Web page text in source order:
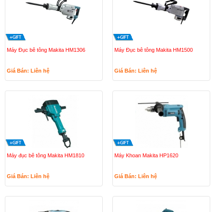
Máy Đục bê tông Makita HM1306
Giá Bán: Liên hệ
Máy Đục bê tông Makita HM1500
Giá Bán: Liên hệ
Máy đục bê tông Makita HM1810
Giá Bán: Liên hệ
Máy Khoan Makita HP1620
Giá Bán: Liên hệ